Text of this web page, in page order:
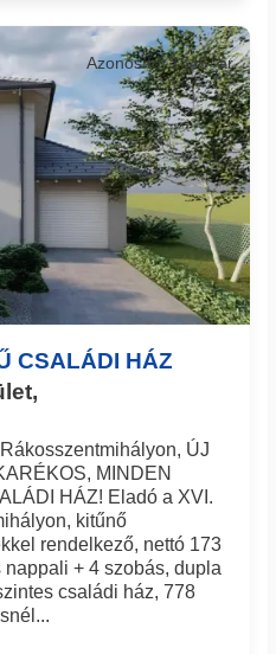
CSALÁDI HÁZ
Azonosító: 1345_ar
ÚJ
MINDEN
HÁZ! Eladó a XVI.
kitűnő
rendelkező, nettó 173
+ 4 szobás, dupla
családi ház, 778